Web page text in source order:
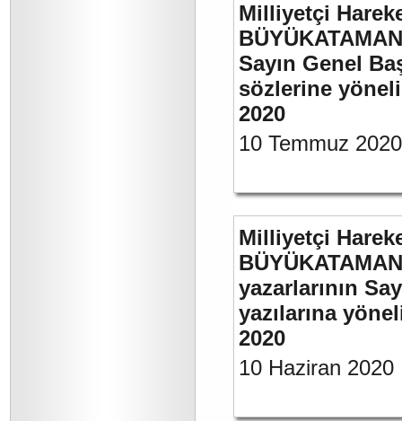
Milliyetçi
Sayın Genel
sözlerine
2020
10 Temmuz 2020
Milliyetçi
yazarlarının
yazılarına
2020
10 Haziran 2020